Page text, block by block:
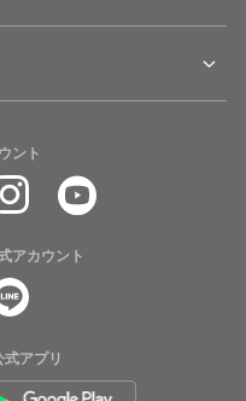
ント
アカウント
アプリ